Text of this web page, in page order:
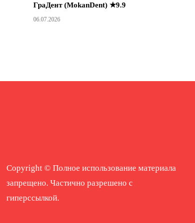
ГраДент (MokanDent) ★9.9
06.07.2026
Copyright © Полное использование материала
запрещено. Частично разрешено с
гиперссылкой.